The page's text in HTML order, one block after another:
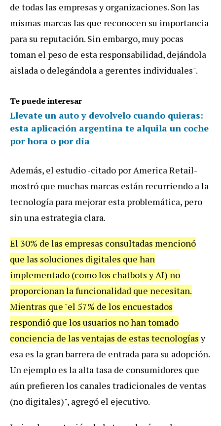
de todas las empresas y organizaciones. Sonlas
mismas marcas las que reconocen su importancia
para su reputación. Sin embargo, muy pocas
toman el peso de esta responsabilidad, dejándola
aislada o delegándola a gerentes individuales".
Te puede interesar
Llevate un auto y devolvelo cuando quieras:
esta aplicación argentina te alquila un coche
por hora o por día
Además, el estudio-citado porAmericaRetail-
mostró que muchas marcas están recurriendo ala
tecnología para mejorar esta problemática, pero
sinuna estrategia clara.
El 30% de las empresas consultadas mencionó
que las soluciones digitales que han
implementado (comolos chatbots yAI) no
proporcionanlafuncionalidad que necesitan.
Mientras que "el 57% de los encuestados
respondió que los usuarios nohantomado
conciencia de las ventajas de estas tecnologías y
esa es la granbarrera de entrada para su adopción.
Un ejemplo es la altatasa de consumidores que
aún prefierenlos canales tradicionales de ventas
(no digitales)", agregó el ejecutivo.